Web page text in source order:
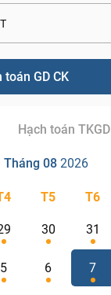
GD CK
Hạch toán TKGD
Tháng 08 2026
T5 T6
30 31
5 6 7